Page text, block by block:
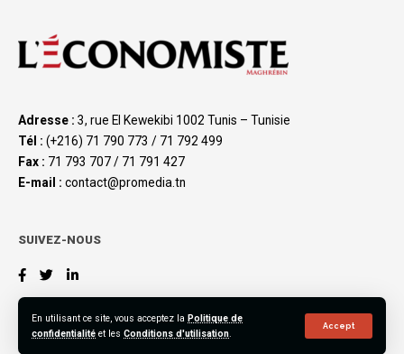
En utilisant ce site, vous acceptez la Politique de
confidentialité et les Conditions d'utilisation.
Accept
Adresse : 3, rue El Kewekibi 1002 Tunis – Tunisie
Tél : (+216) 71 790 773 / 71 792 499
Fax : 71 793 707 / 71 791 427
E-mail : contact@promedia.tn
SUIVEZ-NOUS
©2023 L’Économiste Maghrébin, All Rights Reserved